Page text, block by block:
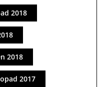
2018
2018
2017